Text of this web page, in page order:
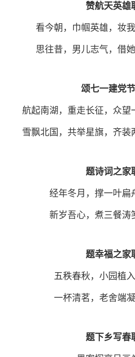
赞航天英雄
看今朝，巾帼英雄，妆
思往昔，男儿志气，借
颂七一建党
航起南湖，重走长征，众望
雪飘北国，共举星旗，齐装
题诗词之家
经年冬月，撑一叶扁
新岁吾心，煮三餐涛
题幸福之家
五秩春秋，小园植入
一杯清茗，老舍端凝
题下乡写春